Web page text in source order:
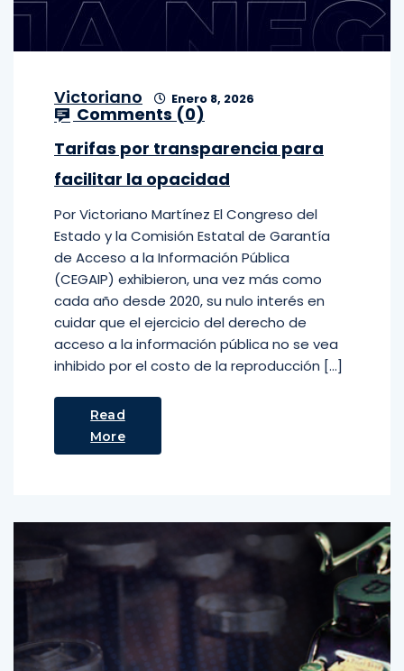
Victoriano Enero 8, 2026
Comments (0)
Tarifas por transparencia para
facilitar la opacidad
Por Victoriano Martínez El Congreso del
Estado y la Comisión Estatal de Garantía
de Acceso a la Información Pública
(CEGAIP) exhibieron, una vez más como
cada año desde 2020, su nulo interés en
cuidar que el ejercicio del derecho de
acceso a la información pública no se vea
inhibido por el costo de la reproducción […]
Read
More